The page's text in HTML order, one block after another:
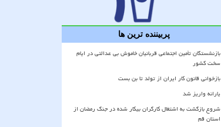
پربیننده ترین ها
بازنشستگان تأمین اجتماعی قربانیان خاموش بی عدالتی در ایام
سخت کشور
بازخوانی قانون کار ایران از تولد تا بن بست
یارانه واریز شد
شروع بازگشت به اشتغال کارگران بیکار شده در جنگ رمضان از
استان قم